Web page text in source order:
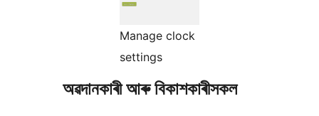
Manage clock
settings
অৱদানকাৰী আৰু বিকাশকাৰীসকল